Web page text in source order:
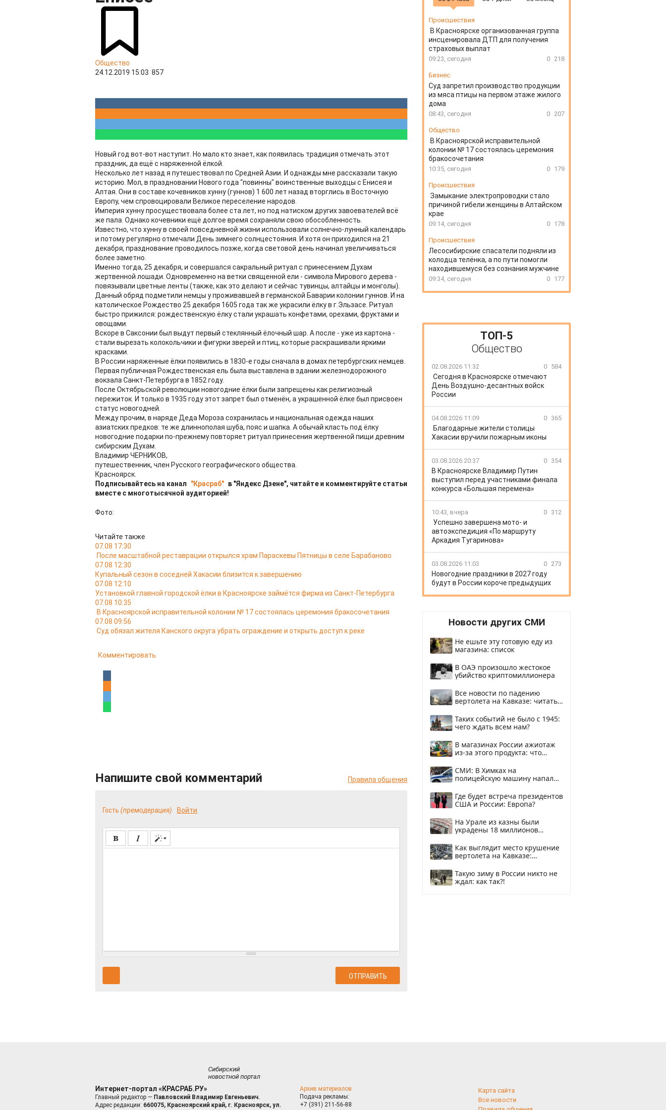
Общество
24.12.2019 15:03 857
Новый год вот-вот наступит. Но мало кто знает, как появилась традиция отмечать этот
праздник, да ещё с наряженной ёлкой.
Несколько лет назад я путешествовал по Средней Азии. И однажды мне рассказали такую
историю. Мол, в праздновании Нового года "повинны" воинственные выходцы с Енисея и
Алтая. Они в составе кочевников хунну (гуннов) 1 600 лет назад вторглись в Восточную
Европу, чем спровоцировали Великое переселение народов.
Империя хунну просуществовала более ста лет, но под натиском других завоевателей всё
же пала. Однако кочевники ещё долгое время сохраняли свою обособленность.
Известно, что хунну в своей повседневной жизни использовали солнечно-лунный календарь
и потому регулярно отмечали День зимнего солнцестояния. И хотя он приходился на 21
декабря, празднование проводилось позже, когда световой день начинал увеличиваться
более заметно.
Именно тогда, 25 декабря, и совершался сакральный ритуал с принесением Духам
жертвенной лошади. Одновременно на ветки священной ели - символа Мирового дерева -
повязывали цветные ленты (также, как это делают и сейчас тувинцы, алтайцы и монголы).
Данный обряд подметили немцы у проживавшей в германской Баварии колонии гуннов. И на
католическое Рождество 25 декабря 1605 года так же украсили ёлку в г.Эльзасе. Ритуал
быстро прижился: рождественскую ёлку стали украшать конфетами, орехами, фруктами и
овощами.
Вскоре в Саксонии был выдут первый стеклянный ёлочный шар. А после - уже из картона -
стали вырезать колокольчики и фигурки зверей и птиц, которые раскрашивали яркими
красками.
В России наряженные ёлки появились в 1830-е годы сначала в домах петербургских немцев.
Первая публичная Рождественская ель была выставлена в здании железнодорожного
вокзала Санкт-Петербурга в 1852 году.
После Октябрьской революции новогодние ёлки были запрещены как религиозный
пережиток. И только в 1935 году этот запрет был отменён, а украшенной ёлке был присвоен
статус новогодней.
Между прочим, в наряде Деда Мороза сохранилась и национальная одежда наших
азиатских предков: те же длиннополая шуба, пояс и шапка. А обычай класть под ёлку
новогодние подарки по-прежнему повторяет ритуал принесения жертвенной пищи древним
сибирским Духам.
Владимир ЧЕРНИКОВ,
путешественник, член Русского географического общества.
Красноярск.
Подписывайтесь на канал
"Красраб" в "Яндекс Дзене", читайте и комментируйте статьи
вместе с многотысячной аудиторией!
Фото:
Читайте также
07.08 17:30
После масштабной реставрации открылся храм Параскевы Пятницы в селе Барабаново
07.08 12:30
Купальный сезон в соседней Хакасии близится к завершению
07.08 12:10
Установкой главной городской ёлки в Красноярске займётся фирма из Санкт-Петербурга
07.08 10:35
В Красноярской исправительной колонии № 17 состоялась церемония бракосочетания
07.08 09:56
Суд обязал жителя Канского округа убрать ограждение и открыть доступ к реке
Комментировать
Напишите свой комментарий Правила общения
Гость (премодерация) Войти
Происшествия
В Красноярске организованная группа
инсценировала ДТП для получения
страховых выплат
09:23, сегодня 0 218
Бизнес
Суд запретил производство продукции
из мяса птицы на первом этаже жилого
дома
08:43, сегодня 0 207
Общество
В Красноярской исправительной
колонии № 17 состоялась церемония
бракосочетания
10:35, сегодня 0 179
Происшествия
Замыкание электропроводки стало
причиной гибели женщины в Алтайском
крае
09:14, сегодня 0 178
Происшествия
Лесосибирские спасатели подняли из
колодца телёнка, а по пути помогли
находившемуся без сознания мужчине
09:34, сегодня 0 177
ТОП-5
Общество
02.08.2026 11:32 0 584
Сегодня в Красноярске отмечают
День Воздушно-десантных войск
России
04.08.2026 11:09 0 365
Благодарные жители столицы
Хакасии вручили пожарным иконы
03.08.2026 20:37 0 354
В Красноярске Владимир Путин
выступил перед участниками финала
конкурса «Большая перемена»
10:43, вчера 0 312
Успешно завершена мото- и
автоэкспедиция «По маршруту
Аркадия Тугаринова»
03.08.2026 11:03 0 273
Новогодние праздники в 2027 году
будут в России короче предыдущих
Новости других СМИ
Не ешьте эту готовую еду из
магазина: список
В ОАЭ произошло жестокое
убийство криптомиллионера
Все новости по падению
вертолета на Кавказе: читать
Таких событий не было с 1945:
чего ждать всем нам?
В магазинах России ажиотаж
из-за этого продукта: что
СМИ: В Химках на
полицейскую машину напали
Где будет встреча президентов
США и России: Европа?
На Урале из казны были
украдены 18 миллионов
Как выглядит место крушение
вертолета на Кавказе:
Такую зиму в России никто не
ждал: как так?!
Сибирский
новостной портал
Интернет-портал «КРАСРАБ.РУ»
Главный редактор — Павловский Владимир Евгеньевич.
Адрес редакции: 660075, Красноярский край, г. Красноярск, ул.
Архив материалов
Подача рекламы:
+7 (391) 211-56-88
Карта сайта
Все новости